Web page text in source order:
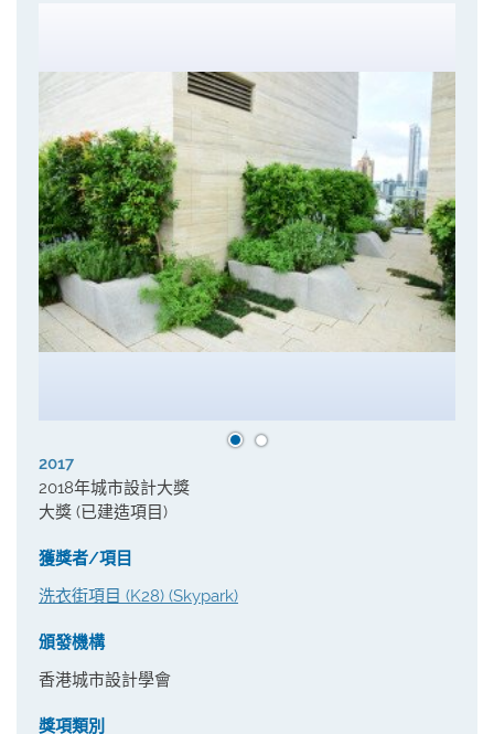
2017
2018年城市設計大獎
大獎 (已建造項目)
獲獎者/項目
洗衣街項目 (K28) (Skypark)
頒發機構
香港城市設計學會
獎項類別